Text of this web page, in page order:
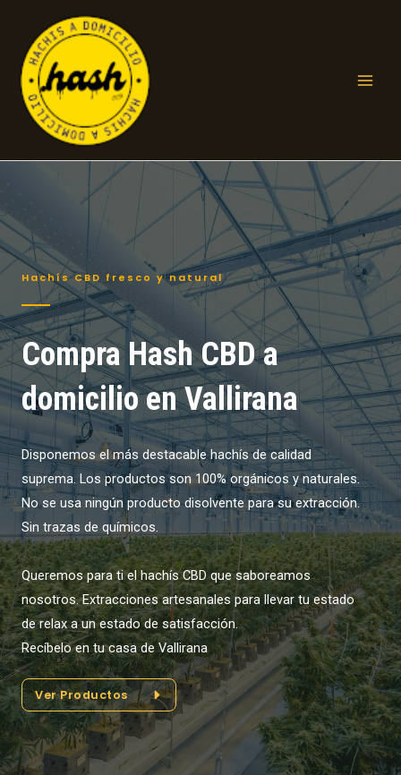
contenido
Hachís CBD fresco y natural
Compra Hash CBD a
domicilio en Vallirana
Disponemos el más destacable hachís de calidad
suprema. Los productos son 100% orgánicos y naturales.
No se usa ningún producto disolvente para su extracción.
Sin trazas de químicos.
Queremos para ti el hachís CBD que saboreamos
nosotros. Extracciones artesanales para llevar tu estado
de relax a un estado de satisfacción.
Recíbelo en tu casa de Vallirana
Ver Productos